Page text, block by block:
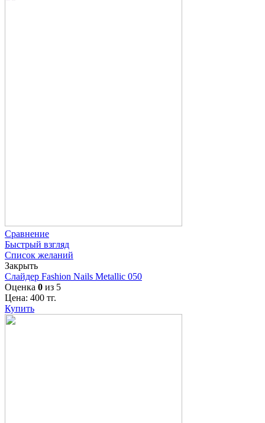
Сравнение
Быстрый взгляд
Список желаний
Закрыть
Слайдер Fashion Nails Metallic 050
Оценка 0 из 5
Цена: 400 тг.
Купить